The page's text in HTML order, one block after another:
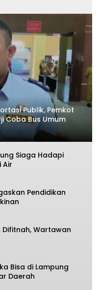
Publik, Pemkot
Coba Bus Umum
Siaga Hadapi
Air
Pendidikan
Difitnah, Wartawan
Bisa di Lampung
Daerah